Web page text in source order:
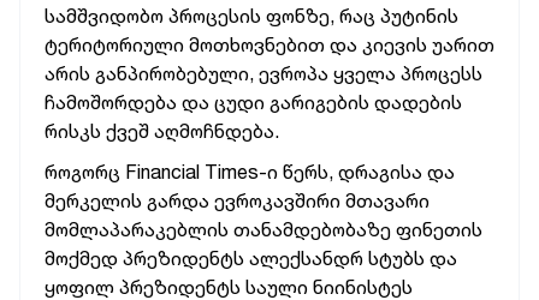
სამშვიდობო პროცესის ფონზე, რაც პუტინის
ტერიტორიული მოთხოვნებით და კიევის უარით
არის განპირობებული, ევროპა ყველა პროცესს
ჩამოშორდება და ცუდი გარიგების დადების
რისკს ქვეშ აღმოჩნდება.
როგორც Financial Times-ი წერს, დრაგისა და
მერკელის გარდა ევროკავშირი მთავარი
მომლაპარაკებლის თანამდებობაზე ფინეთის
მოქმედ პრეზიდენტს ალექსანდრ სტუბს და
ყოფილ პრეზიდენტს საული ნიინისტეს